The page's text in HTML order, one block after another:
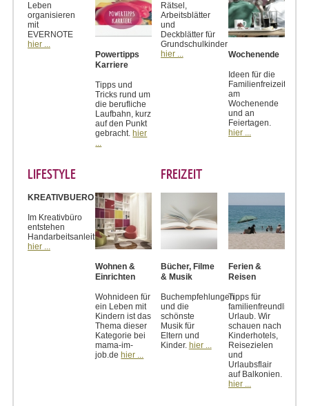
Leben
organisieren
mit
EVERNOTE
hier ...
Powertipps
Karriere
Tipps und
Tricks rund um
die berufliche
Laufbahn, kurz
auf den Punkt
gebracht. hier
...
Rätsel,
Arbeitsblätter
und
Deckblätter für
Grundschulkinder
hier ...
Wochenende
Ideen für die
Familienfreizeit
am
Wochenende
und an
Feiertagen.
hier ...
LIFESTYLE
KREATIVBUERO
Im Kreativbüro
entstehen
Handarbeitsanleitungen
hier ...
Wohnen &
Einrichten
Wohnideen für
ein Leben mit
Kindern ist das
Thema dieser
Kategorie bei
mama-im-
job.de hier ...
FREIZEIT
Bücher, Filme
& Musik
Buchempfehlungen
und die
schönste
Musik für
Eltern und
Kinder. hier ...
Ferien &
Reisen
Tipps für
familienfreundlichen
Urlaub. Wir
schauen nach
Kinderhotels,
Reisezielen
und
Urlaubsflair
auf Balkonien.
hier ...